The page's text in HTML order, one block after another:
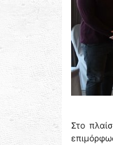
Στο